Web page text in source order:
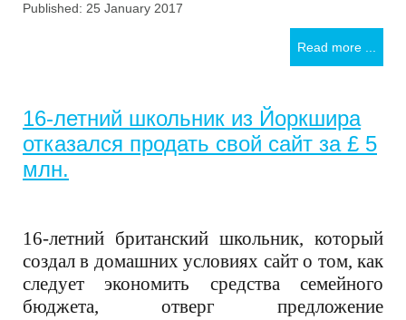
Published: 25 January 2017
Read more ...
16-летний школьник из Йоркшира
отказался продать свой сайт за £ 5
млн.
16-летний британский школьник, который
создал в домашних условиях сайт о том, как
следует экономить средства семейного
бюджета, отверг предложение